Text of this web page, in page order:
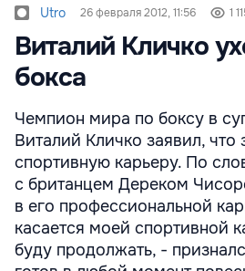
Utro 26 февраля 2012, 11:56 1
Виталий Кличко
бокса
Чемпион мира по боксу в
Виталий Кличко заявил, что
спортивную карьеру. По
с британцем Дереком
в его профессиональной
касается моей спортивной
буду продолжать, -